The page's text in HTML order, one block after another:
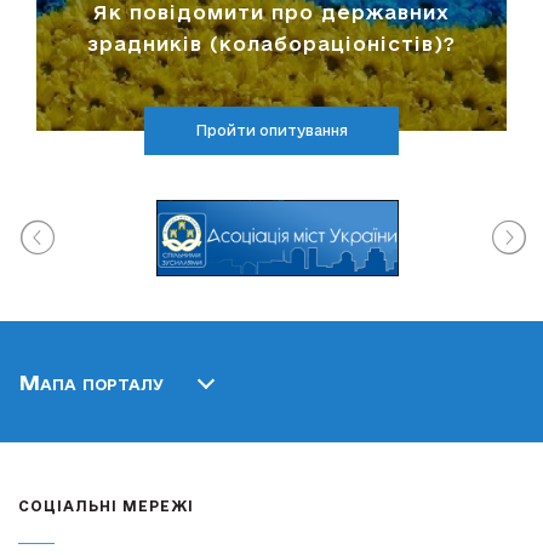
Як повідомити про державних
зрадників (колабораціоністів)?
Пройти опитування
Мапа порталу
СОЦІАЛЬНІ МЕРЕЖІ